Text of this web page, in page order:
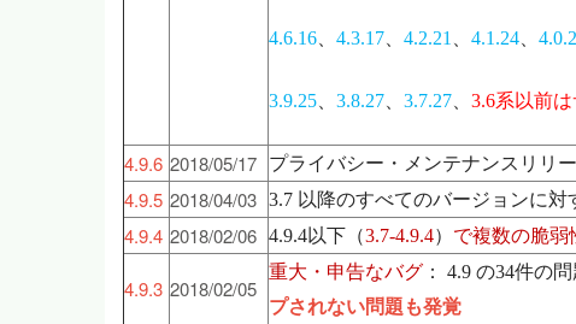
4.6.16 4.3.17 4.2.21 4.1.24
3.9.25 3.8.27 3.7.27 3.6系以前
4.9.6 2018/05/17 プライバシー・メンテナンスリリ
4.9.5 2018/04/03 3.7 以降のすべてのバージョンに対
4.9.4 2018/02/06 4.9.4以下（3.7-4.9.4） で複数の脆弱
4.9.3 2018/02/05
重大・申告なバグ ： 4.9 の34件の問
プされない問題も発覚